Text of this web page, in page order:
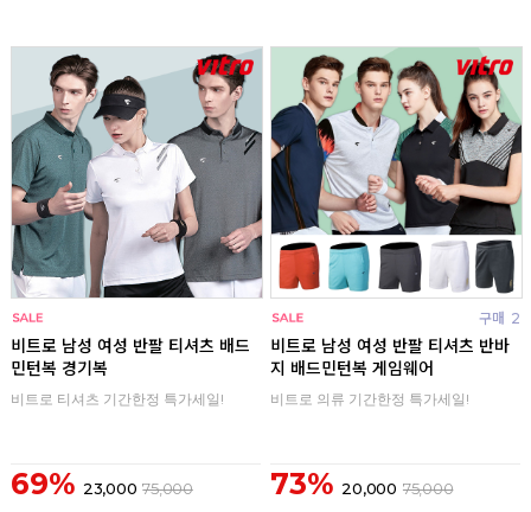
비트로 남성 여성 반팔 티셔츠 배드
민턴복 경기복
비트로 티셔츠 기간한정 특가세일!
69% 23,000 75,000
구매 2
비트로 남성 여성 반팔 티셔츠 반바
지 배드민턴복 게임웨어
비트로 의류 기간한정 특가세일!
73% 20,000 75,000